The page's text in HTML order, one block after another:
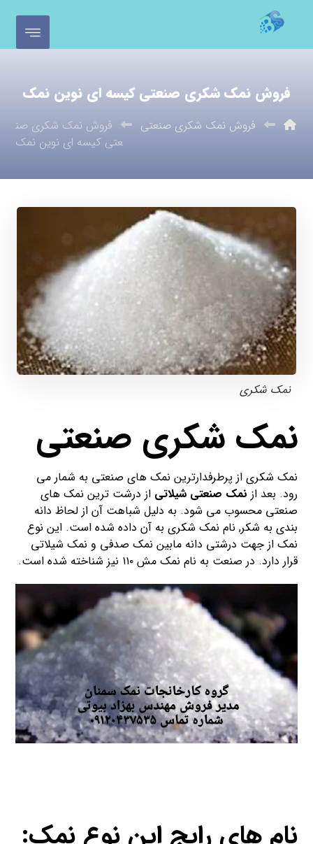
فروش نمک شکری صنعتی کیسه ای نوین نمک
فروش نمک شکری صنعتی
فروش نمک شکری صن
عتی کیسه ای نوین نمک
نمک شکری
نمک شکری صنعتی
نمک شکری از پرطرفدارترین نمک های صنعتی به شمار می
رود. بعد از نمک صنعتی شیلاتی از درشت ترین نمک های
صنعتی محسوب می شود. به دلیل شباهت آن از لحاظ دانه
بندی به شکر, نام نمک شکری به آن داده شده است. این نوع
نمک از جهت درشتی دانه مابین نمک صدفی و نمک شیلاتی
قرار دارد. در صنعت به نام نمک مش ۱۱۰ نیز شناخته شده است.
نام های رایج این نوع نمک: